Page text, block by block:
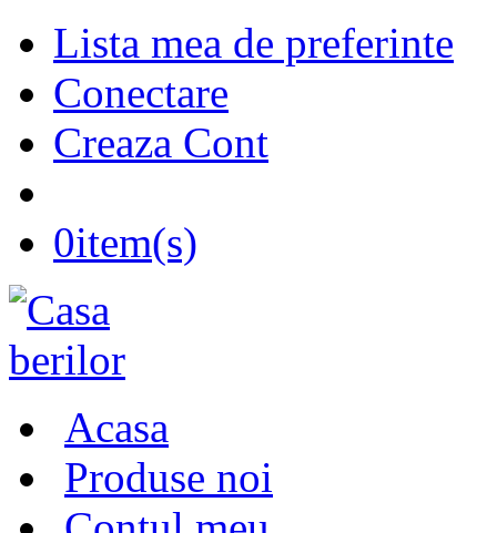
Lista mea de preferinte
Conectare
Creaza Cont
0item(s)
Acasa
Produse noi